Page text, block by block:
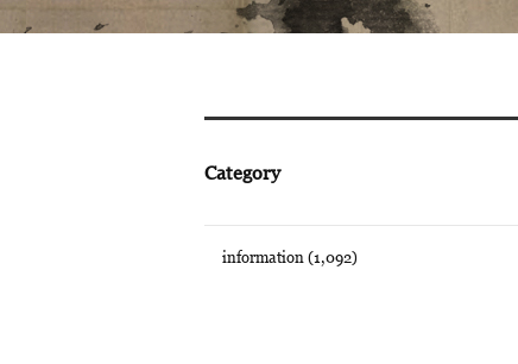
Category
information (1,092)